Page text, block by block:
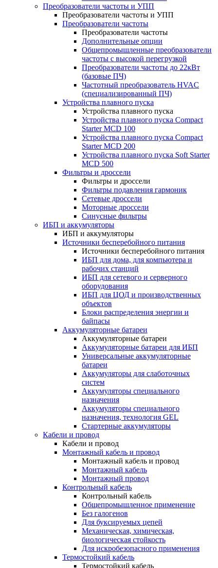
Преобразователи частоты и УПП
Преобразователи частоты и УПП
Преобразователи частоты
Преобразователи частоты
Дополнительные опции
Общепромышленные преобразователи
частоты с высокой перегрузкой
Преобразователи частоты до 22кВт
(базовые ПЧ)
Частотный преобразователь HVAC
(специализированный ПЧ)
Устройства плавного пуска
Устройства плавного пуска
Устройства плавного пуска Compact
Starter MCD 100
Устройства плавного пуска Compact
Starter MCD 200
Устройства плавного пуска Soft Starter
MCD 500
Фильтры и дроссели
Фильтры и дроссели
Фильтры подавления гармоник
Сетевые дроссели
Моторные дроссели
Синусные фильтры
ИБП и аккумуляторы
ИБП и аккумуляторы
Источники бесперебойного питания
Источники бесперебойного питания
ИБП для дома, для компьютера и
рабочих станций
ИБП для сетевого и серверного
оборудования
ИБП для ЦОД и производственных
объектов
Блоки распределения энергии и
байпасы
Аккумуляторные батареи
Аккумуляторные батареи
Аккумуляторные батареи для ИБП
Универсальные аккумуляторные
батареи
Аккумуляторы для слаботочных
систем
Аккумуляторы специального
назначения
Аккумуляторы специального
назначения, технология GEL
Стартерные аккумуляторы
Кабели и провод
Кабели и провод
Монтажный кабель и провод
Монтажный кабель и провод
Монтажный кабель
Монтажный провод
Контрольный кабель
Контрольный кабель
Общепромышленное применение
Без галогенов
Для буксируемых цепей
Механическая, химическая,
биологическая стойкость
Для искробезопасного применения
Термостойкий кабель
Термостойкий кабель